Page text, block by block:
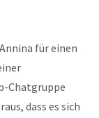
für einen
Chatgruppe
dass es sich